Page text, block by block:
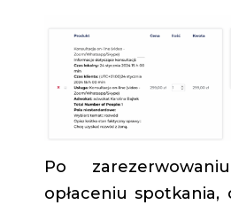
Po
opłaceniu spotkania,